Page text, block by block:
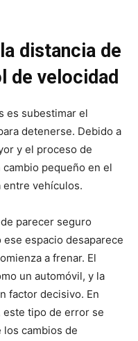
distancia de
de velocidad
es subestimar el
detenerse. Debido a
y el proceso de
pequeño en el
entre vehículos.
parecer seguro
espacio desaparece
a frenar. El
un automóvil, y la
factor decisivo. En
tipo de error se
cambios de